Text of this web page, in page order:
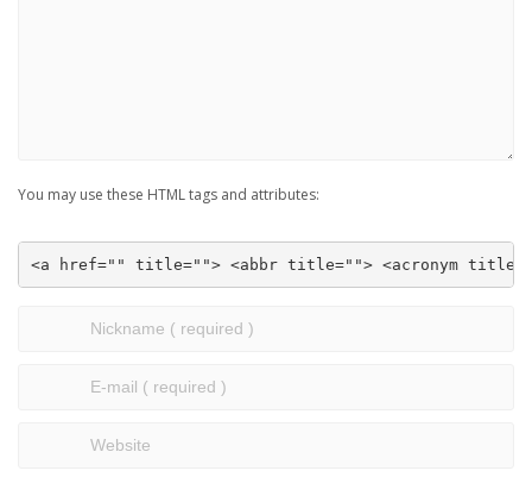
You may use these HTML tags and attributes:
<a href="" title=""> <abbr title=""> <acronym